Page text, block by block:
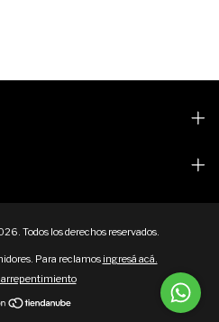
Todos los derechos reservados.
Para reclamos ingresá acá.
arrepentimiento